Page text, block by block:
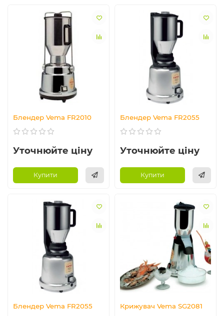
Блендер Vema FR2010
Уточнюйте ціну
Купити
Блендер Vema FR2055
Уточнюйте ціну
Купити
Блендер Vema FR2055 Крижувач Vema SG2081